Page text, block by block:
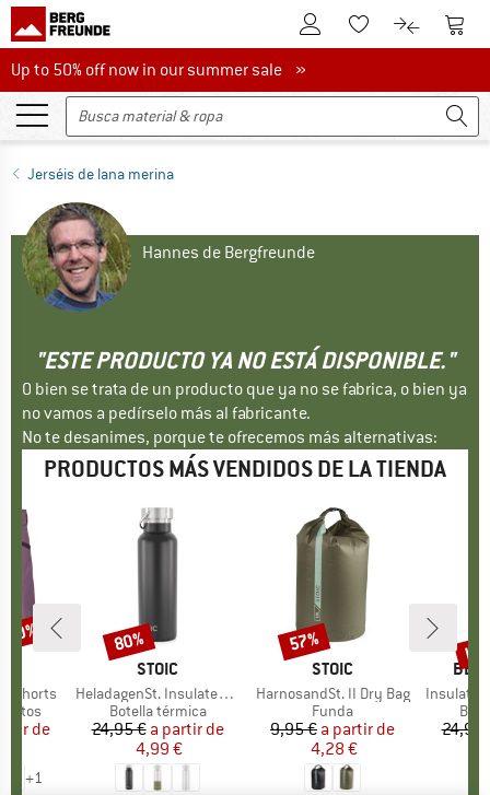
A la cuenta de cliente
A la lista de
A la A la
Up to 50% off now in our summer sale
Up to 50% off now in our summer sale »
Jerséis de lana merina
Hannes de Bergfreunde
"ESTE PRODUCTO YA NO ESTÁ DISPONIBLE."
O bien se trata de un producto que ya no se fabrica, o bien ya
no vamos a pedírselo más al fabricante.
No te desanimes, porque te ofrecemos más alternativas:
PRODUCTOS MÁS VENDIDOS DE LA TIENDA
Shorts
reducido
de
+1
MARCA
STOIC
Artículo
HeladagenSt. Insulated Stainless Steel Bottle 500
Product group
Botella térmica
Precio
24,95 € Precio reducido
a partir de
4,99 €
Descuento
80%
MARCA
STOIC
Artículo
HarnosandSt. II Dry Bag
Product group
Funda
Precio
9,95 € Precio reducido
a partir de
4,28 €
Descuento
57%
Artículo
Insulated
24,95